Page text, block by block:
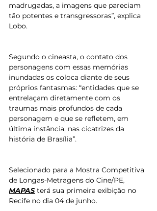
madrugadas, a imagens que pareciam
tão potentes e transgressoras”, explica
Lobo.
Segundo o cineasta, o contato dos
personagens com essas memórias
inundadas os coloca diante de seus
próprios fantasmas: “entidades que se
entrelaçam diretamente com os
traumas mais profundos de cada
personagem e que se refletem, em
última instância, nas cicatrizes da
história de Brasília”.
Selecionado para a Mostra Competitiva
de Longas-Metragens do Cine/PE,
MAPAS terá sua primeira exibição no
Recife no dia 04 de junho.